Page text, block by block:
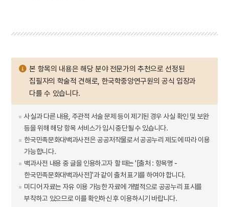
본 항목의 내용은 해당 분야 전문가의 추천으로 선정된
집필자의 학술적 견해로, 한국학중앙연구원의 공식 입장과
다를 수 있습니다.
사실과 다른 내용, 주관적 서술 문제 등이 제기된 경우 사실 확인 및 보완
등을 위해 해당 항목 서비스가 임시 중단될 수 있습니다.
한국민족문화대백과사전은 공공저작물로서 공공누리 제도에 따라 이용
가능합니다.
백과사전 내용 중 글을 인용하고자 할 때는 '[출처 : 항목명 -
한국민족문화대백과사전]'과 같이 출처 표기를 하여야 합니다.
미디어 자료는 자유 이용 가능한 자료에 개별적으로 공공누리 표시를
부착하고 있으므로 이를 확인하신 후 이용하시기 바랍니다.